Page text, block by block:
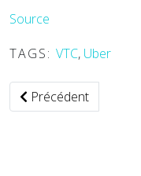
Source
TAGS: VTC, Uber
Article précédent :
Précédent